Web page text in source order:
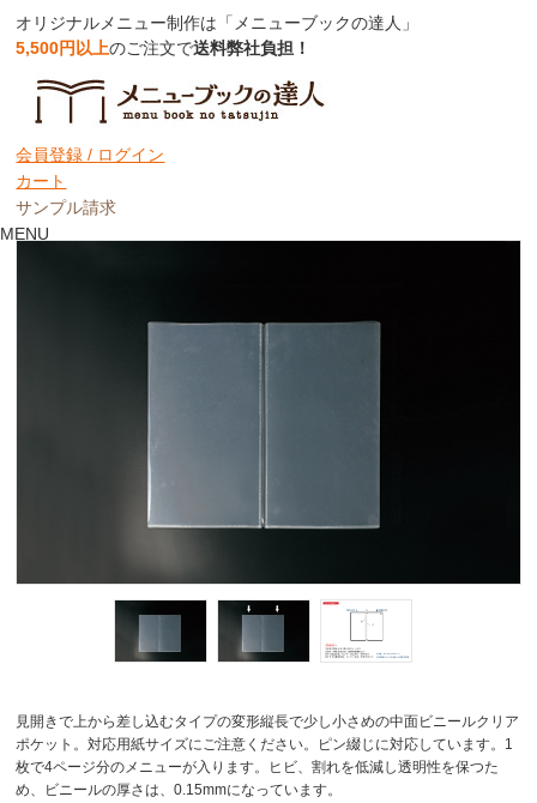
オリジナルメニュー制作は「メニューブックの達人」
5,500円以上のご注文で送料弊社負担！
会員登録 / ログイン
カート
サンプル請求
MENU
【変形タテS見開き】中面ビニールポケッ
ト（クリア）★ピン綴じ用【MTPPC-
TS】
見開きで上から差し込むタイプの変形縦長で少し小さめの中面ビニールクリア
ポケット。対応用紙サイズにご注意ください。ピン綴じに対応しています。1
枚で4ページ分のメニューが入ります。ヒビ、割れを低減し透明性を保つた
め、ビニールの厚さは、0.15mmになっています。